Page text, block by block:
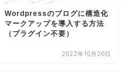
Wordpressのブログに構造化
マークアップを導入する方法
（プラグイン不要）
2022年10月20日